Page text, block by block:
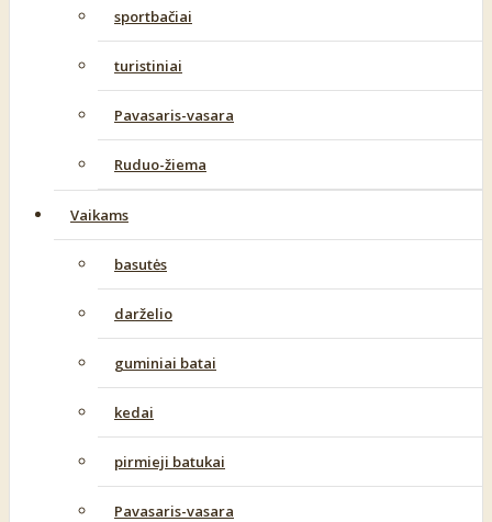
sportbačiai
turistiniai
Pavasaris-vasara
Ruduo-žiema
Vaikams
basutės
darželio
guminiai batai
kedai
pirmieji batukai
Pavasaris-vasara